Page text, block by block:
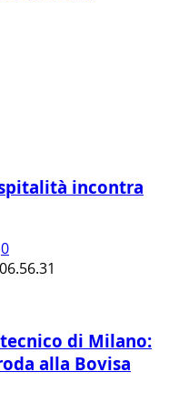
incontra
0
di Milano:
alla Bovisa